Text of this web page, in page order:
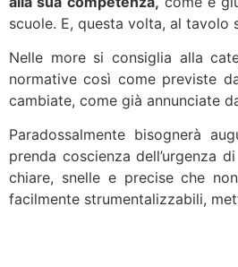
scuole. E, questa volta, al tavolo
Nelle more si consiglia alla
normative così come previste
cambiate, come già annunciate
Paradossalmente bisognerà
prenda coscienza
chiare, snelle e precise che
facilmente strumentalizzabili,